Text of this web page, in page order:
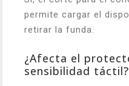
permite cargar el
retirar la funda.
¿Afecta el
sensibilidad táctil?